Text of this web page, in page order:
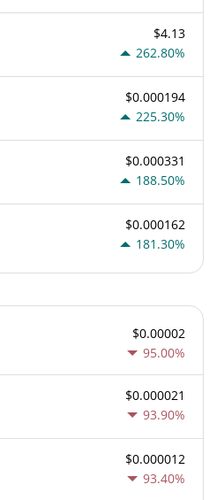
$4.13
262.80%
$0.000194
225.30%
$0.000331
188.50%
$0.000162
181.30%
$0.00002
95.00%
$0.000021
93.90%
$0.000012
93.40%